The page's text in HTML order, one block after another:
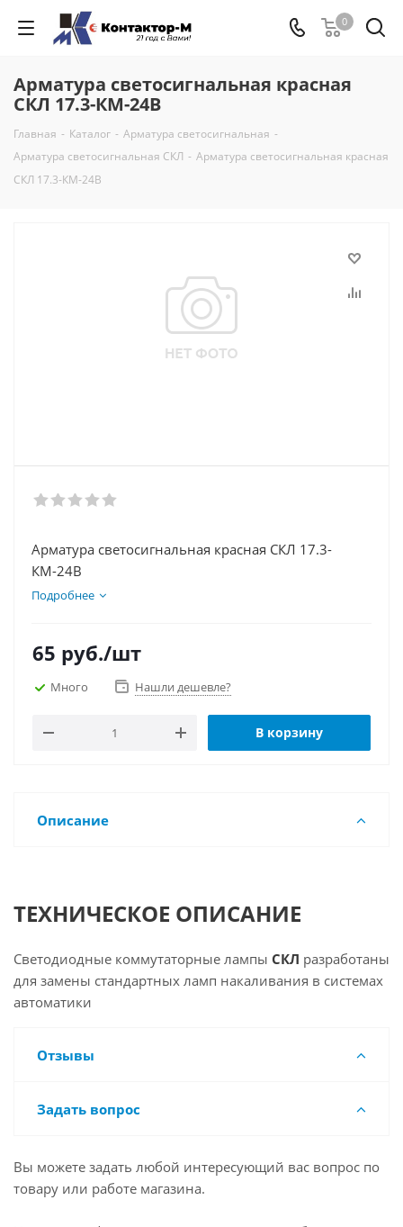
0
Арматура светосигнальная красная
СКЛ 17.3-КМ-24В
Главная - Каталог - Арматура светосигнальная -
Арматура светосигнальная СКЛ - Арматура светосигнальная красная
СКЛ 17.3-КМ-24В
Арматура светосигнальная красная СКЛ 17.3-
КМ-24В
Подробнее
65 руб./шт
Много Нашли дешевле?
В корзину
Описание
ТЕХНИЧЕСКОЕ ОПИСАНИЕ
Светодиодные коммутаторные лампы СКЛ разработаны
для замены стандартных ламп накаливания в системах
автоматики
Отзывы
Задать вопрос
Вы можете задать любой интересующий вас вопрос по
товару или работе магазина.